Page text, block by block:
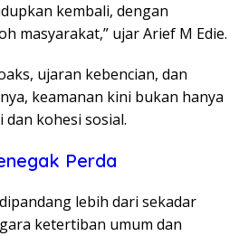
kembali, dengan
masyarakat,” ujar Arief M Edie.
ujaran kebencian, dan
keamanan kini bukan hanya
kohesi sosial.
Perda
lebih dari sekadar
ketertiban umum dan